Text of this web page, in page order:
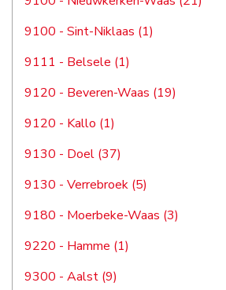
9100 - Sint-Niklaas (1)
9111 - Belsele (1)
9120 - Beveren-Waas (19)
9120 - Kallo (1)
9130 - Doel (37)
9130 - Verrebroek (5)
9180 - Moerbeke-Waas (3)
9220 - Hamme (1)
9300 - Aalst (9)